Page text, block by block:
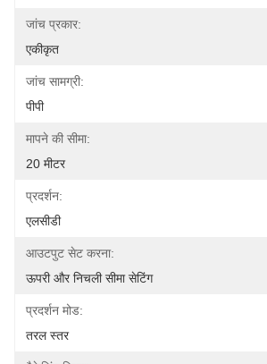
जांच प्रकार:
एकीकृत
जांच सामग्री:
पीपी
मापने की सीमा:
20 मीटर
प्रदर्शन:
एलसीडी
आउटपुट सेट करना:
ऊपरी और निचली सीमा सेटिंग
प्रदर्शन मोड:
तरल स्तर